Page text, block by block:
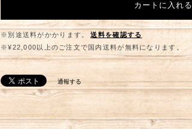
カートに入れる
※別途送料がかかります。
送料を確認する
※¥22,000以上のご注文で国内送料が無料になります。
通報する